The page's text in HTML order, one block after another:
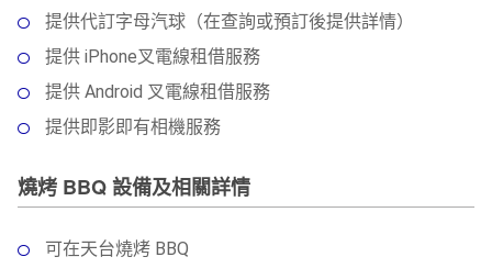
提供代訂字母汽球（在查詢或預訂後提供詳情）
提供 iPhone叉電線租借服務
提供 Android 叉電線租借服務
提供即影即有相機服務
燒烤 BBQ 設備及相關詳情
可在天台燒烤 BBQ